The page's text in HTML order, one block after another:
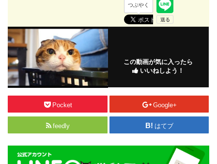
つぶやく
この動画が気に入ったら
いいねしよう！
Pocket Google+
feedly はてブ